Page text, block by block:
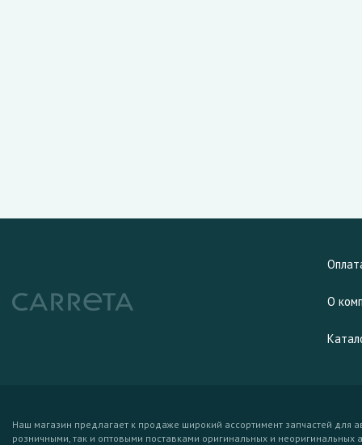
О
Наш магазин предлагает к продаже широкий ассортимент запчастей для
розничными, так и оптовыми поставками оригинальных и неоригинальных